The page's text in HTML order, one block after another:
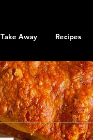
Take Away Recipes